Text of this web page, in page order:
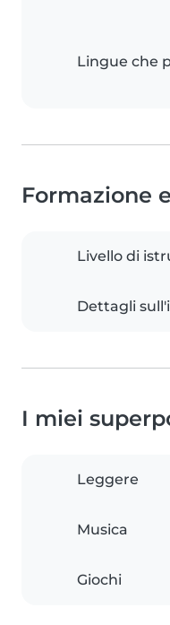
Lingue che
Formazione
Livello di
Dettagli
I miei
Leggere
Musica
Giochi